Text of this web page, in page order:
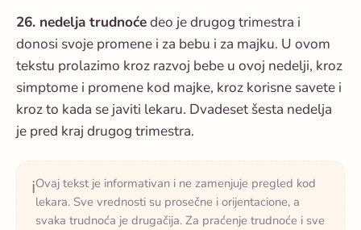
26. nedelja trudnoćedeo je drugog trimestra i
donosi svoje promene i za bebu i za majku. U ovom
tekstu prolazimo kroz razvoj bebe u ovoj nedelji, kroz
simptome i promene kod majke, kroz korisne savete i
kroz to kada se javiti lekaru. Dvadeset šesta nedelja
je pred kraj drugog trimestra.
ℹ️Ovaj tekst je informativan i ne zamenjuje pregled kod
lekara. Sve vrednosti su prosečne i orijentacione, a
svaka trudnoća je drugačija. Za praćenje trudnoće i sve